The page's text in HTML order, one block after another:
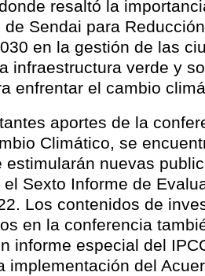
resaltó la
Sendai para
en la gestión de las
infraestructura verde y
enfrentar el cambio
aportes de la
Climático, se
estimularán nuevas
Sexto Informe de
Los contenidos de
en la conferencia
informe especial del
implementación del